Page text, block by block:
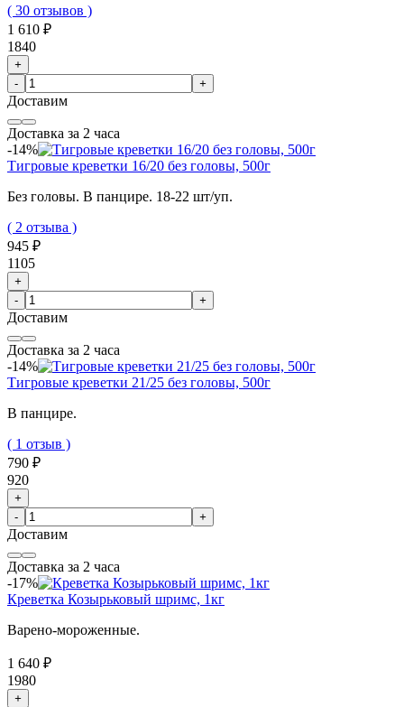
( 30 отзывов )
1 610 ₽
1840
+
-
+
Доставим
Доставка за 2 часа
-14%
Тигровые креветки 16/20 без головы, 500г
Без головы. В панцире. 18-22 шт/уп.
( 2 отзыва )
945 ₽
1105
+
-
+
Доставим
Доставка за 2 часа
-14%
Тигровые креветки 21/25 без головы, 500г
В панцире.
( 1 отзыв )
790 ₽
920
+
-
+
Доставим
Доставка за 2 часа
-17%
Креветка Козырьковый шримс, 1кг
Варено-мороженные.
1 640 ₽
1980
+